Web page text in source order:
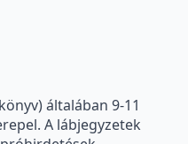
általában 9-11
A lábjegyzetek